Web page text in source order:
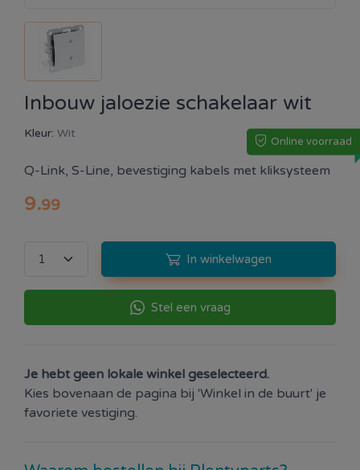
Inbouw jaloezie schakelaar wit
Kleur: Wit
Online voorraad
Q-Link, S-Line, bevestiging kabels met kliksysteem
9.99
In winkelwagen
Stel een vraag
Je hebt geen lokale winkel geselecteerd.
Kies bovenaan de pagina bij 'Winkel in de buurt' je
favoriete vestiging.